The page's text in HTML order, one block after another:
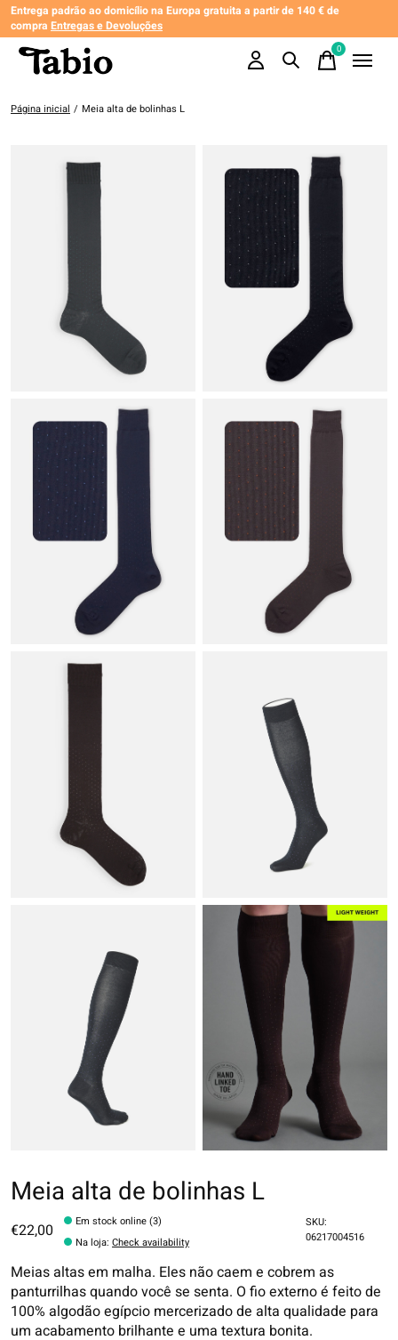
Entrega padrão ao domicílio na Europa gratuita a partir de 140 € de
compra Entregas e Devoluções
0items
Página inicial / Meia alta de bolinhas L
Meia alta de bolinhas L
€22,00
Em stock online (3)
Na loja:Check availability
SKU:
06217004516
Meias altas em malha. Eles não caem e cobrem as
panturrilhas quando você se senta. O fio externo é feito de
100% algodão egípcio mercerizado de alta qualidade para
um acabamento brilhante e uma textura bonita.